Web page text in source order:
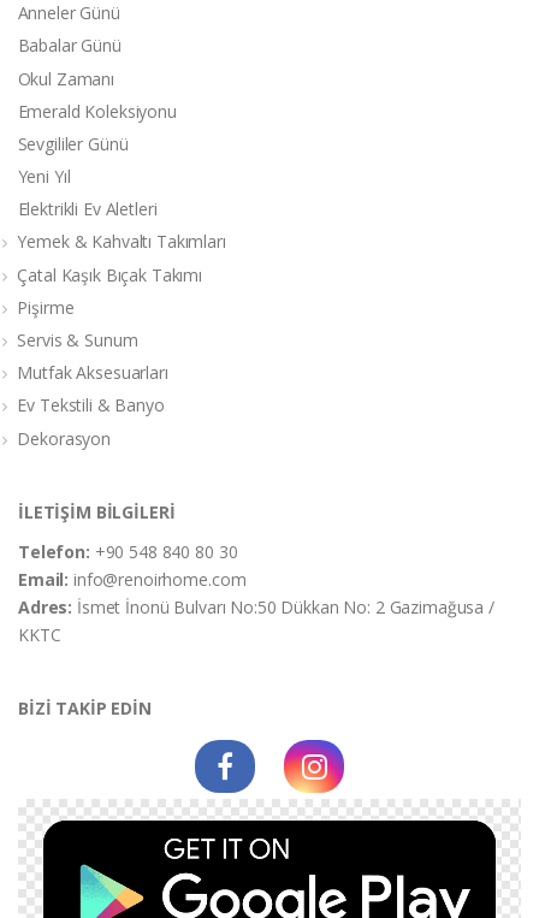
Anneler Günü
Babalar Günü
Okul Zamanı
Emerald Koleksiyonu
Sevgililer Günü
Yeni Yıl
Elektrikli Ev Aletleri
Yemek & Kahvaltı Takımları
Çatal Kaşık Bıçak Takımı
Pişirme
Servis & Sunum
Mutfak Aksesuarları
Ev Tekstili & Banyo
Dekorasyon
İLETİŞİM BİLGİLERİ
Telefon: +90 548 840 80 30
Email:info@renoirhome.com
Adres: İsmet İnonü Bulvarı No:50 Dükkan No: 2 Gazimağusa /
KKTC
BİZİ TAKİP EDİN